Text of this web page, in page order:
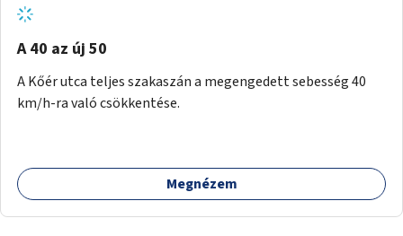
A 40 az új 50
A Kőér utca teljes szakaszán a megengedett sebesség 40
km/h-ra való csökkentése.
Megnézem